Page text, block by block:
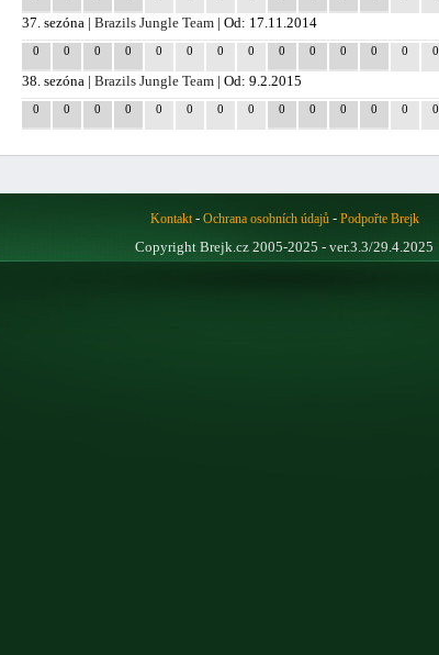
37. sezóna |Brazils Jungle Team | Od: 17.11.2014
0 0 0 0 0 0 0 0 0 0 0 0 0 0
38. sezóna |Brazils Jungle Team | Od: 9.2.2015
0 0 0 0 0 0 0 0 0 0 0 0 0 0
Kontakt- Ochrana osobních údajů- Podpořte Brejk
Copyright Brejk.cz 2005-2025 - ver.3.3/29.4.2025